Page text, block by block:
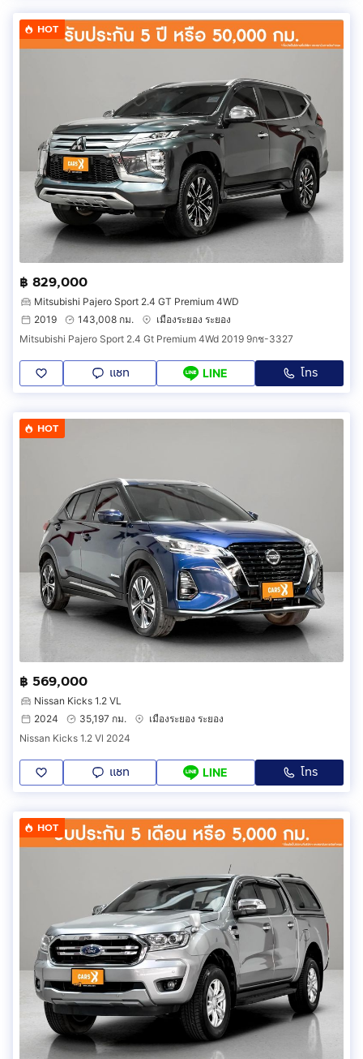
HOT
฿ 829,000
Mitsubishi Pajero Sport 2.4 GT Premium 4WD
2019
143,008 กม.
เมืองระยอง ระยอง
Mitsubishi Pajero Sport 2.4 Gt Premium 4Wd 2019 9กช-3327
แชท LINE โทร
HOT
฿ 569,000
Nissan Kicks 1.2 VL
2024
35,197 กม.
เมืองระยอง ระยอง
Nissan Kicks 1.2 Vl 2024
แชท LINE โทร
HOT